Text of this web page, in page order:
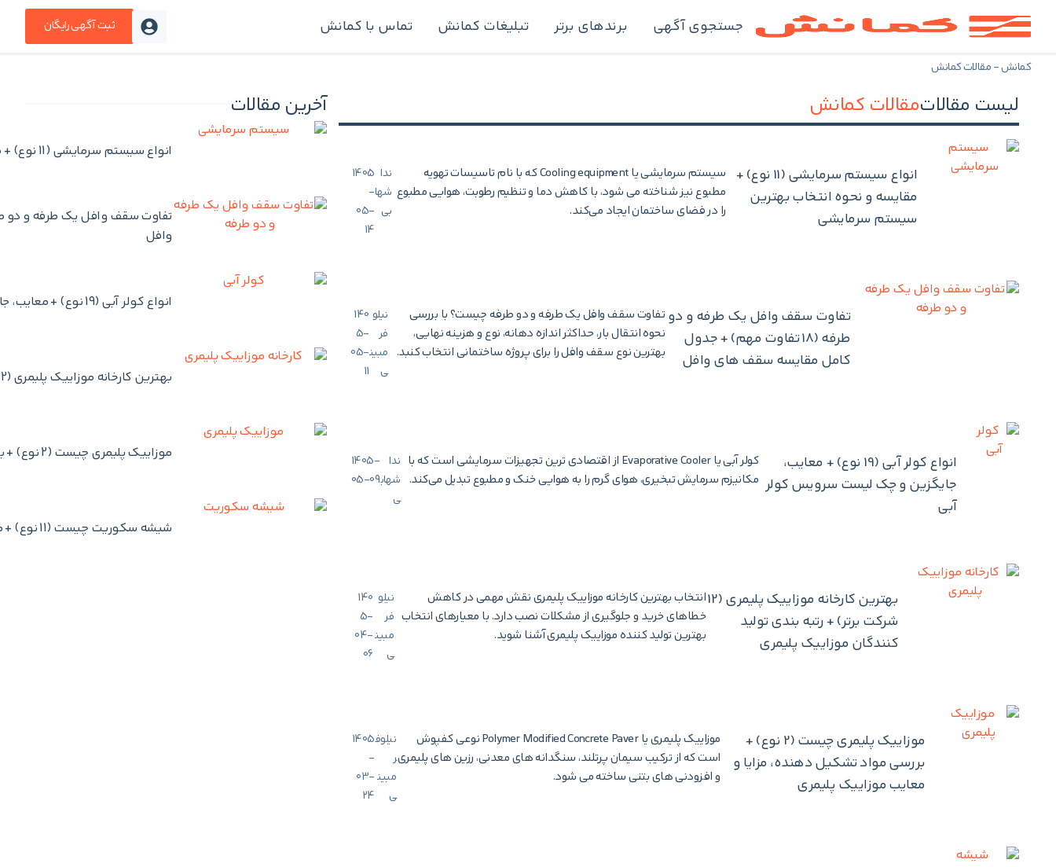
جستجوی آگهی برندهای برتر تبلیغات کمانش تماس با کمانش ثبت آگهی رایگان
کمانش-مقالات کمانش
لیست مقالاتمقالات کمانش
انواع سیستم سرمایشی (11 نوع) +
مقایسه و نحوه انتخاب بهترین
سیستم سرمایشی
سیستم سرمایشی یا Cooling equipment که با نام تاسیسات تهویه
مطبوع نیز شناخته می شود، با کاهش دما و تنظیم رطوبت، هوایی مطبوع
را در فضای ساختمان ایجاد می‌کند.
ندا
شها
بی
1405
-
05-
14
تفاوت سقف وافل یک طرفه و دو
طرفه (18 تفاوت مهم) + جدول
کامل مقایسه سقف های وافل
تفاوت سقف وافل یک طرفه و دو طرفه چیست؟ با بررسی
نحوه انتقال بار، حداکثر اندازه دهانه، نوع و هزینه نهایی،
بهترین نوع سقف وافل را برای پروژه ساختمانی انتخاب کنبد.
نیلو
فر
مبین
ی
140
5-
05-
11
انواع کولر آبی (19 نوع) + معایب،
جایگزین و چک لیست سرویس کولر
آبی
کولر آبی یا Evaporative Cooler از اقتصادی‌ ترین تجهیزات سرمایشی است که با
مکانیزم سرمایش تبخیری، هوای گرم را به هوایی خنک و مطبوع تبدیل می‌کند.
ندا
شهاب
ی
1405-
05-09
بهترین کارخانه موزاییک پلیمری (12
شرکت برتر) + رتبه بندی تولید
کنندگان موزاییک پلیمری
انتخاب بهترین کارخانه موزاییک پلیمری نقش مهمی در کاهش
خطاهای خرید و جلوگیری از مشکلات نصب دارد. با معیارهای انتخاب
بهترین تولید کننده موزاییک پلیمری آشنا شوید.
نیلو
فر
مبین
ی
140
5-
04-
06
موزاییک پلیمری چیست (2 نوع) +
بررسی مواد تشکیل دهنده، مزایا و
معایب موزاییک پلیمری
موزاییک پلیمری یا Polymer Modified Concrete Paver نوعی کفپوش
است که از ترکیب سیمان پرتلند، سنگدانه های معدنی، رزین های پلیمری
و افزودنی های بتنی ساخته می شود.
نیلوف
ر
مبین
ی
1405
-
03-
24
آخرین مقالات
انواع سیستم سرمایشی (11 نوع) + مقایسه و نحوه انتخاب بهترین سیستم سرمایشی
وافل
انواع کولر آبی (19 نوع) + معایب، جایگزین و چک لیست سرویس کولر آبی
بهترین کارخانه موزاییک پلیمری (12 شرکت برتر) + رتبه بندی تولید کنندگان موزاییک پلیمری
موزاییک پلیمری چیست (2 نوع) + بررسی مواد تشکیل دهنده، مزایا و معایب موزاییک پلیمری
شیشه سکوریت چیست (11 نوع) + مزایا، معایب و انواع شیشه سکوریت